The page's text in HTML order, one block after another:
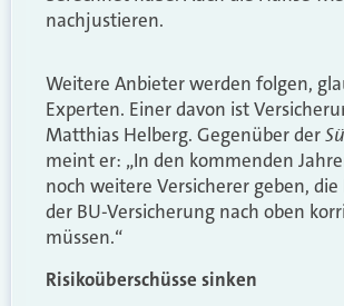
nachjustieren.
Weitere Anbieter werden folgen,
Experten. Einer davon ist
Matthias Helberg. Gegenüber der
meint er: „In den kommenden
noch weitere Versicherer geben,
der BU-Versicherung nach oben
müssen.“
Risikoüberschüsse sinken